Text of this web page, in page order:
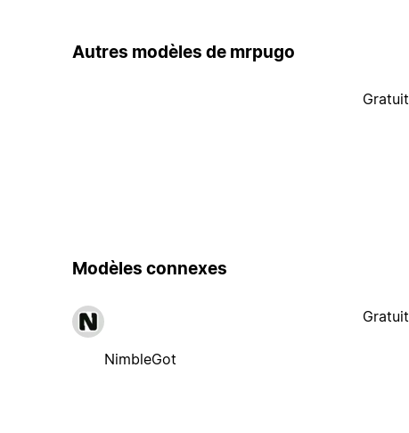
Autres modèles de mrpugo
Gratuit
Modèles connexes
NimbleGot
Gratuit